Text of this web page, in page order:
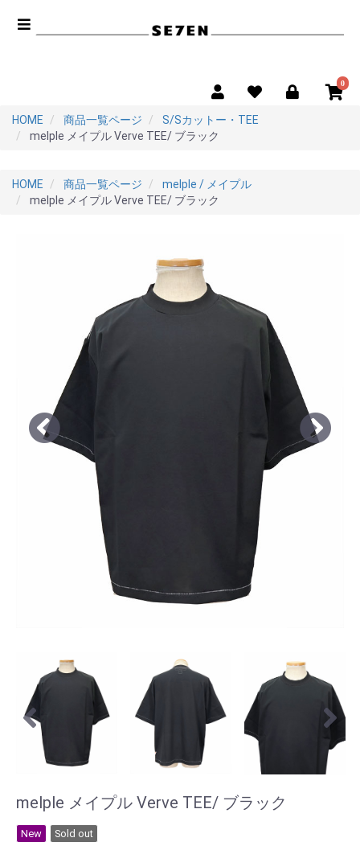
0
HOME 商品一覧ページ
S/Sカットー・TEE
melple メイプル Verve TEE/ ブラック
HOME 商品一覧ページ
melple / メイプル
melple メイプル Verve TEE/ ブラック
melple メイプル Verve TEE/ ブラック
New Sold out